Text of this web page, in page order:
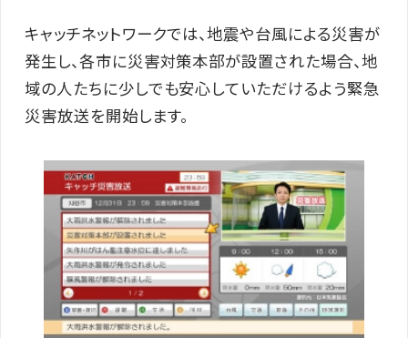
キャッチネットワークでは、地震や台風による災害が
発生し、各市に災害対策本部が設置された場合、地
域の人たちに少しでも安心していただけるよう緊急
災害放送を開始します。